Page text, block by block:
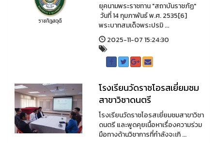
ยุคนามพระราชทาน "สถาบันราชภัฏ"
วันที่ 14 กุมภาพันธ์ พ.ศ. 2535[6]
พระบาทสมเด็จพระปรมิ ...
2025-11-07 15:24:30
โรงเรียนวัดราชโอรสเยี่ยมชม
สาขาวิชาดนตรี
โรงเรียนวัดราชโอรสเยี่ยมชมสาขาวิชา
ดนตรี และพูดคุยเนื้อหาเรื่องความร่วม
มือทางด้านวิชาการที่กำลังจะเกิ ...